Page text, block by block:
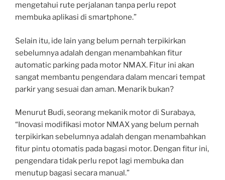
mengetahui rute perjalanan tanpa perlu repot
membuka aplikasi di smartphone.”
Selain itu, ide lain yang belum pernah terpikirkan
sebelumnya adalah dengan menambahkan fitur
automatic parking pada motor NMAX. Fitur ini akan
sangat membantu pengendara dalam mencari tempat
parkir yang sesuai dan aman. Menarik bukan?
Menurut Budi, seorang mekanik motor di Surabaya,
“Inovasi modifikasi motor NMAX yang belum pernah
terpikirkan sebelumnya adalah dengan menambahkan
fitur pintu otomatis pada bagasi motor. Dengan fitur ini,
pengendara tidak perlu repot lagi membuka dan
menutup bagasi secara manual.”